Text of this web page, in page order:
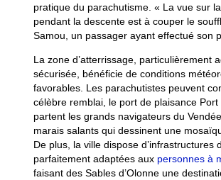
pratique du parachutisme. « La vue sur
pendant la descente est à couper le
Samou, un passager ayant effectué son
La zone d’atterrissage, particulièrement
sécurisée, bénéficie de conditions
favorables. Les parachutistes peuvent
célèbre remblai, le port de plaisance Port
partent les grands navigateurs du
marais salantsqui dessinent une
De plus, la ville dispose d’infrastructures
parfaitement adaptées aux personnes à
faisant des Sables d’Olonne une